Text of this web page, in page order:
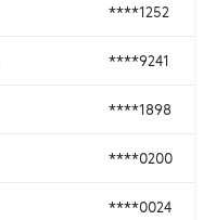
****1252
****9241
****1898
****0200
****0024